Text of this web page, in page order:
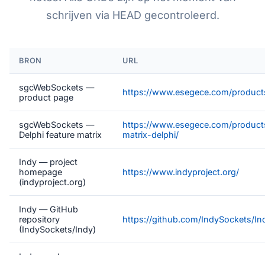
schrijven via HEAD gecontroleerd.
BRON URL
sgcWebSockets —
product page
https://www.esegece.com/
sgcWebSockets —
Delphi feature matrix
https://www.esegece.com/
matrix-delphi/
Indy — project
homepage
(indyproject.org)
https://www.indyproject.org/
Indy — GitHub
repository
(IndySockets/Indy)
https://github.com/IndySockets/